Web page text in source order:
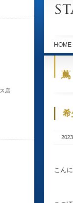
HOME
蔦
希
こん
店